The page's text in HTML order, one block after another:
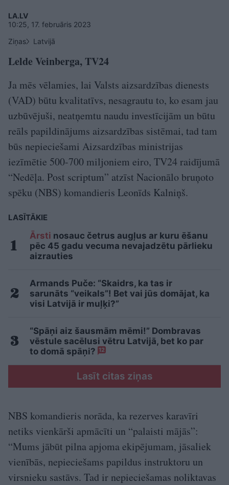
LA.LV
10:25, 17. februāris 2023
Ziņas
Latvijā
Lelde Veinberga, TV24
Ja mēs vēlamies, lai Valsts aizsardzības dienests
(VAD) būtu kvalitatīvs, nesagrautu to, ko esam jau
uzbūvējuši, neatņemtu naudu investīcijām un būtu
reāls papildinājums aizsardzības sistēmai, tad tam
būs nepieciešami Aizsardzības ministrijas
iezīmētie 500-700 miljoniem eiro, TV24 raidījumā
“Nedēļa. Post scriptum” atzīst Nacionālo bruņoto
spēku (NBS) komandieris Leonīds Kalniņš.
LASĪTĀKIE
Ārsti nosauc četrus augļus ar kuru ēšanu
pēc 45 gadu vecuma nevajadzētu pārlieku
aizrauties
Armands Puče: “Skaidrs, ka tas ir
sarunāts “veikals”! Bet vai jūs domājat, ka
visi Latvijā ir muļķi?”
“Spāņi aiz šausmām mēmi!” Dombravas
vēstule sacēlusi vētru Latvijā, bet ko par
to domā spāņi? 12
Lasīt citas ziņas
NBS komandieris norāda, ka rezerves karavīri
netiks vienkārši apmācīti un “palaisti mājās”:
“Mums jābūt pilna apjoma ekipējumam, jāsaliek
vienībās, nepieciešams papildus instruktoru un
virsnieku sastāvs. Tad ir nepieciešamas noliktavas